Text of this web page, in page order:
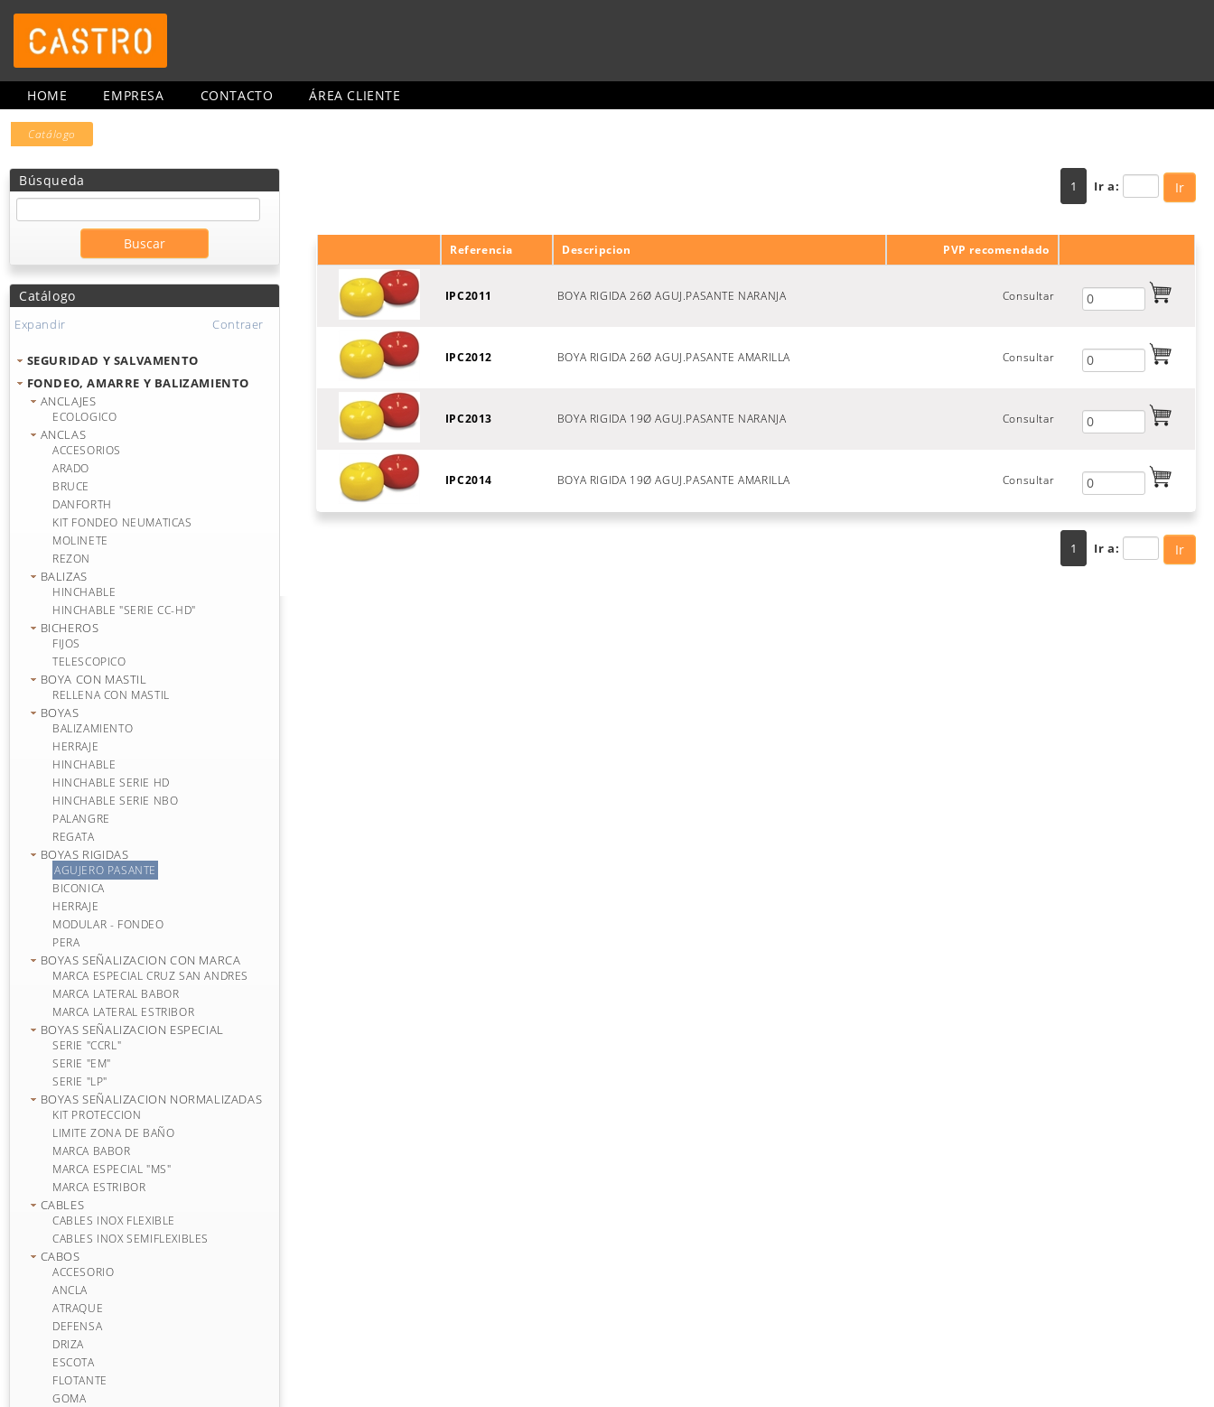
HOME EMPRESA CONTACTO ÁREA CLIENTE
Catálogo
Búsqueda
Catálogo
Expandir Contraer
SEGURIDAD Y SALVAMENTO
FONDEO, AMARRE Y BALIZAMIENTO
ANCLAJES
ECOLOGICO
ANCLAS
ACCESORIOS
ARADO
BRUCE
DANFORTH
KIT FONDEO NEUMATICAS
MOLINETE
REZON
BALIZAS
HINCHABLE
HINCHABLE "SERIE CC-HD"
BICHEROS
FIJOS
TELESCOPICO
BOYA CON MASTIL
RELLENA CON MASTIL
BOYAS
BALIZAMIENTO
HERRAJE
HINCHABLE
HINCHABLE SERIE HD
HINCHABLE SERIE NBO
PALANGRE
REGATA
BOYAS RIGIDAS
AGUJERO PASANTE
BICONICA
HERRAJE
MODULAR - FONDEO
PERA
BOYAS SEÑALIZACION CON MARCA
MARCA ESPECIAL CRUZ SAN ANDRES
MARCA LATERAL BABOR
MARCA LATERAL ESTRIBOR
BOYAS SEÑALIZACION ESPECIAL
SERIE "CCRL"
SERIE "EM"
SERIE "LP"
BOYAS SEÑALIZACION NORMALIZADAS
KIT PROTECCION
LIMITE ZONA DE BAÑO
MARCA BABOR
MARCA ESPECIAL "MS"
MARCA ESTRIBOR
CABLES
CABLES INOX FLEXIBLE
CABLES INOX SEMIFLEXIBLES
CABOS
ACCESORIO
ANCLA
ATRAQUE
DEFENSA
DRIZA
ESCOTA
FLOTANTE
GOMA
1 Ir a: Ir
Referencia Descripcion PVP recomendado
IPC2011 BOYA RIGIDA 26Ø AGUJ.PASANTE NARANJA Consultar
IPC2012 BOYA RIGIDA 26Ø AGUJ.PASANTE AMARILLA Consultar
IPC2013 BOYA RIGIDA 19Ø AGUJ.PASANTE NARANJA Consultar
IPC2014 BOYA RIGIDA 19Ø AGUJ.PASANTE AMARILLA Consultar
1 Ir a: Ir